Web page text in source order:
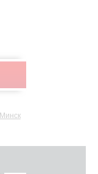
Минск